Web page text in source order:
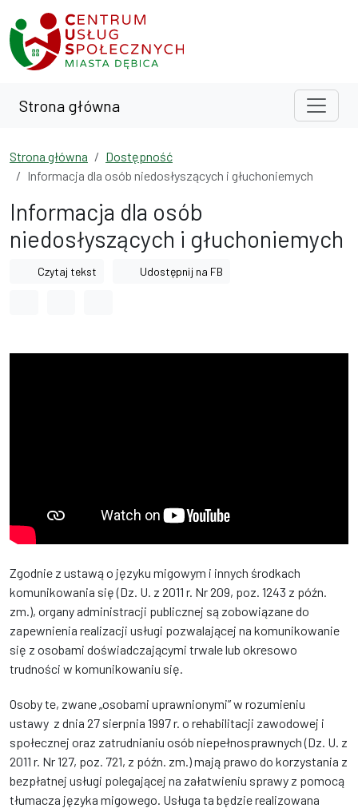
Przejdź do treści
Przejdź do wyszukiwarki
Strona główna
Strona główna
Dostępność
Informacja dla osób niedosłyszących i głuchoniemych
Informacja dla osób
niedosłyszących i głuchoniemych
Czytaj tekst Udostępnij na FB
Zgodnie z ustawą o języku migowym i innych środkach
komunikowania się (Dz. U. z 2011 r. Nr 209, poz. 1243 z późn.
zm.), organy administracji publicznej są zobowiązane do
zapewnienia realizacji usługi pozwalającej na komunikowanie
się z osobami doświadczającymi trwale lub okresowo
trudności w komunikowaniu się.
Osoby te, zwane „osobami uprawnionymi” w rozumieniu
ustawy z dnia 27 sierpnia 1997 r. o rehabilitacji zawodowej i
społecznej oraz zatrudnianiu osób niepełnosprawnych (Dz. U. z
2011 r. Nr 127, poz. 721, z późn. zm.) mają prawo do korzystania z
bezpłatnej usługi polegającej na załatwieniu sprawy z pomocą
tłumacza języka migowego. Usługa ta będzie realizowana